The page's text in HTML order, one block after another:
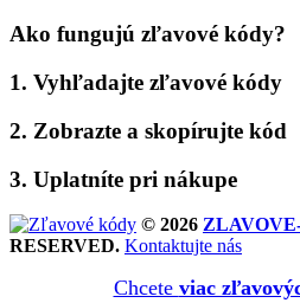
Ako fungujú zľavové kódy?
1. Vyhľadajte zľavové kódy
2. Zobrazte a skopírujte kód
3. Uplatníte pri nákupe
© 2026
RESERVED. Kontaktujte nás
Chcete viac